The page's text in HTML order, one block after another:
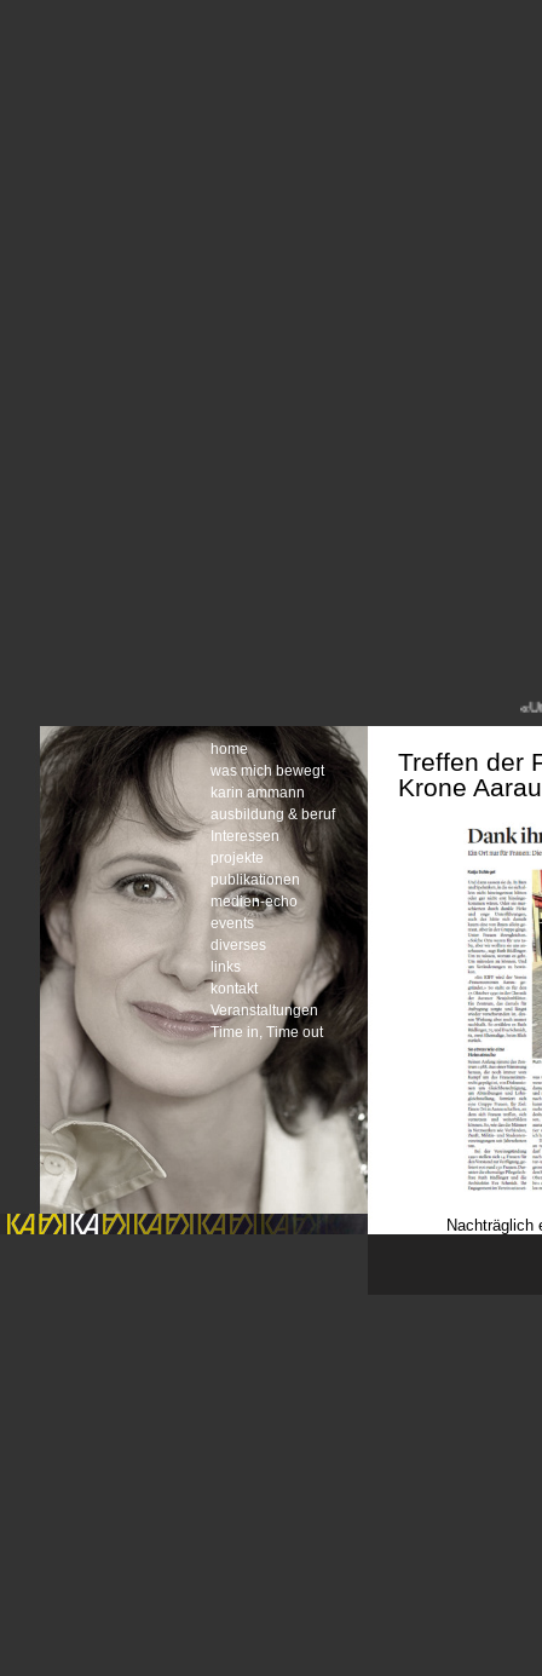
home
was mich bewegt
karin ammann
ausbildung & beruf
Interessen
projekte
publikationen
medien-echo
events
diverses
links
kontakt
Veranstaltungen
Time in, Time out
Treffen der
Krone
Nachträglich